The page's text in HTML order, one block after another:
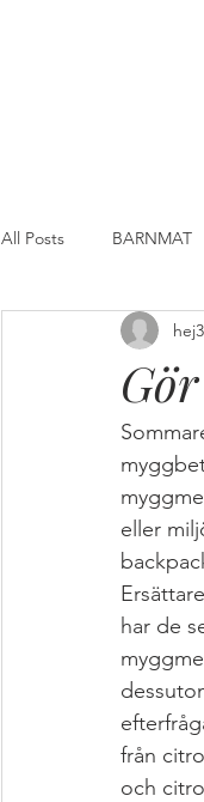
All Posts BARNMAT
DESSERT & FIKA
FISK & SKALDJUR
GÖR DIN EGEN
JUL
MAT FROM
eller
har de
från
och